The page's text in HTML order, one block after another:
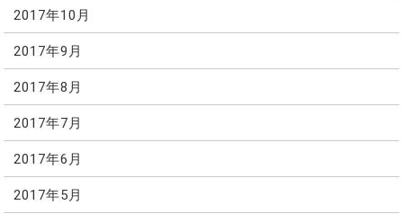
2017年10月
2017年9月
2017年8月
2017年7月
2017年6月
2017年5月